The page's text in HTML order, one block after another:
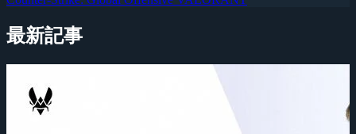
最新記事